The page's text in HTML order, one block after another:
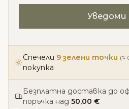
Спечели 9 зелени точки (≈
покупка
Безплатна доставка до
поръчка над 50,00 €